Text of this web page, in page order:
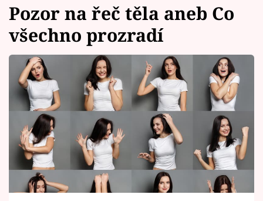
Témata
Celebrity
Vztahy
Seriály
Horoskopy
Sledujte prima+
Pozor na řeč těla aneb Co
všechno prozradí